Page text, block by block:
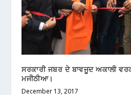
ਸਰਕਾਰੀ ਜਬਰ ਦੇ ਬਾਵਜੂਦ ਅਕਾਲੀ
ਮਜੀਠੀਆ।
December 13, 2017